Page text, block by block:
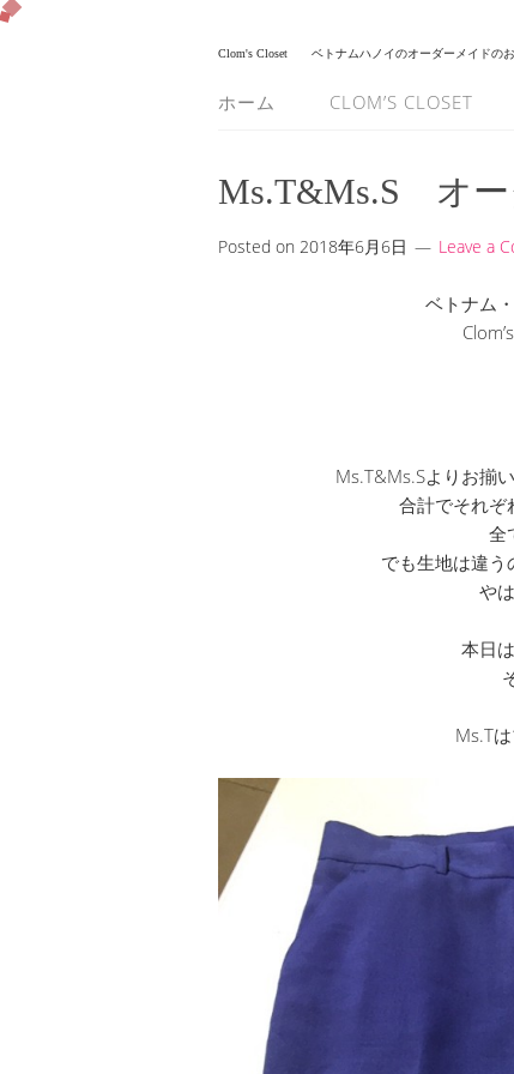
Clom's Closet ベトナムハノイのオーダーメイドの
ホーム CLOM’S CLOSET
Ms.T&Ms.S オー
Posted on 2018年6月6日 Leave a
ベトナム
Ms.T&Ms.Sよりお揃
合計でそれぞ
全
でも生地は違
や
本日
Ms.T